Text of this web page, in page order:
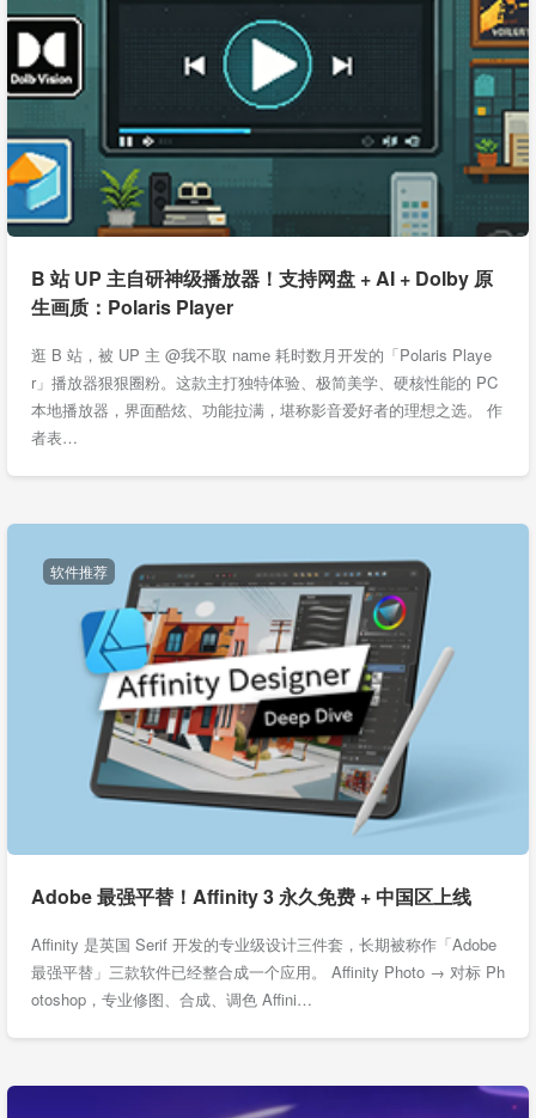
B 站 UP 主自研神级播放器！支持网盘 + AI + Dolby 原
生画质：Polaris Player
逛 B 站，被 UP 主 @我不取 name 耗时数月开发的「Polaris Playe
r」播放器狠狠圈粉。这款主打独特体验、极简美学、硬核性能的 PC
本地播放器，界面酷炫、功能拉满，堪称影音爱好者的理想之选。 作
者表…
软件推荐
Adobe 最强平替！Affinity 3 永久免费 + 中国区上线
Affinity 是英国 Serif 开发的专业级设计三件套，长期被称作「Adobe
最强平替」三款软件已经整合成一个应用。 Affinity Photo → 对标 Ph
otoshop，专业修图、合成、调色 Affini…